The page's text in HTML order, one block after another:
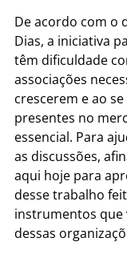
De acordo com o
Dias, a iniciativa
têm dificuldade
associações
crescerem e ao
presentes no
essencial. Para
as discussões,
aqui hoje para
desse trabalho
instrumentos que
dessas